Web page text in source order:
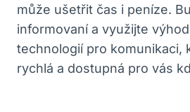
může ušetřit čas⁢ i peníze.
informovaní⁣ a využijte
technologií⁢ pro komunikaci,
rychlá⁤ a dostupná pro⁣ vás